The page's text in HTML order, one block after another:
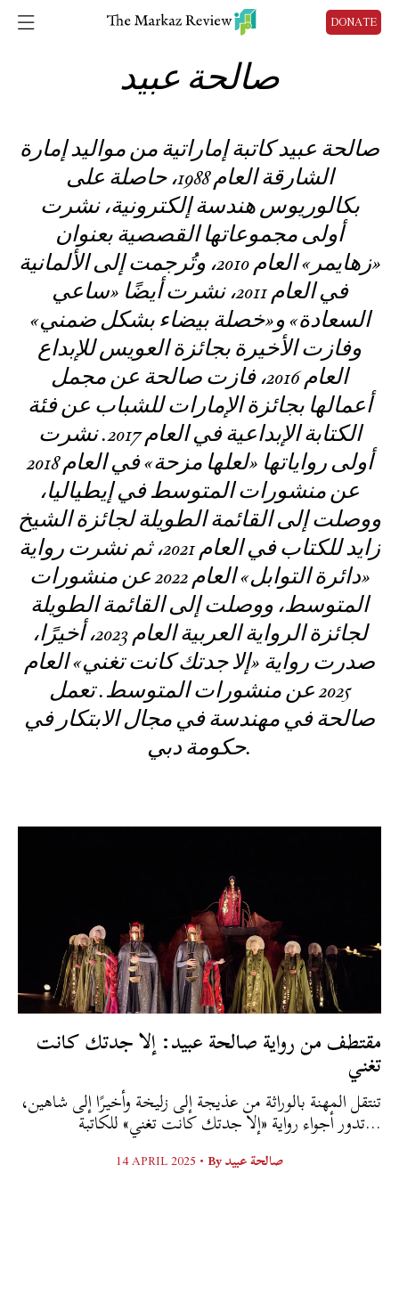
DONATE
صالحة عبيد
صالحة عبيد كاتبة إماراتية من مواليد إمارة
الشارقة العام 1988، حاصلة على
بكالوريوس هندسة إلكترونية، نشرت
أولى مجموعاتها القصصية بعنوان
«زهايمر» العام 2010، وتُرجمت إلى الألمانية
في العام 2011، نشرت أيضًا «ساعي
السعادة» و«خصلة بيضاء بشكل ضمني»
وفازت الأخيرة بجائزة العويس للإبداع
العام 2016، فازت صالحة عن مجمل
أعمالها بجائزة الإمارات للشباب عن فئة
الكتابة الإبداعية في العام 2017. نشرت
أولى رواياتها «لعلها مزحة» في العام 2018
عن منشورات المتوسط في إيطياليا،
ووصلت إلى القائمة الطويلة لجائزة الشيخ
زايد للكتاب في العام 2021، ثم نشرت رواية
«دائرة التوابل» العام 2022 عن منشورات
المتوسط، ووصلت إلى القائمة الطويلة
لجائزة الرواية العربية العام 2023، أخيرًا،
صدرت رواية «إلا جدتك كانت تغني» العام
2025 عن منشورات المتوسط. تعمل
صالحة في مهندسة في مجال الابتكار في
حكومة دبي.
مقتطف من رواية صالحة عبيد: إلا جدتك كانت
تغني
تنتقل المهنة بالوراثة من عذيجة إلى زليخة وأخيرًا إلى شاهين،
تدور أجواء رواية «إلا جدتك كانت تغني» للكاتبة...
14 APRIL 2025 •Byصالحة عبيد